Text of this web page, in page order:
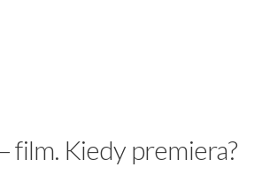
film. Kiedy premiera?